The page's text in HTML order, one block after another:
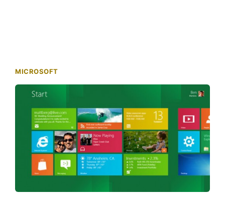
MICROSOFT